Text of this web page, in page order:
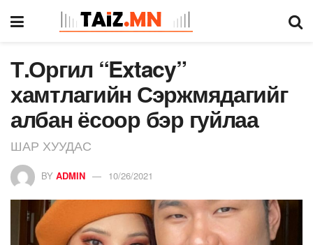
Т.Оргил “Extacy”
хамтлагийн Сэржмядагийг
албан ёсоор бэр гуйлаа
ШАР ХУУДАС
BY ADMIN 10/26/2021